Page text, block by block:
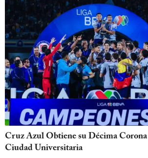
Cruz Azul Obtiene su Décima Corona
Ciudad Universitaria